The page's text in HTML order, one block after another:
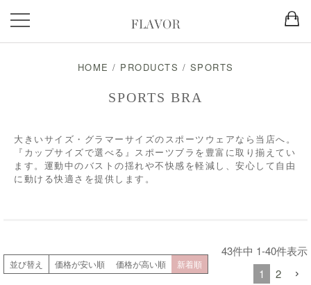
HOME / PRODUCTS / SPORTS
SPORTS BRA
大きいサイズ・グラマーサイズのスポーツウェアなら当店へ。
『カップサイズで選べる』スポーツブラを豊富に取り揃えてい
ます。運動中のバストの揺れや不快感を軽減し、安心して自由
に動ける快適さを提供します。
並び替え 価格が安い順 価格が高い順 新着順
43件中 1-40件表示
1
2